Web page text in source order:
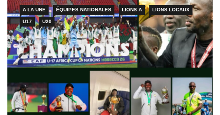
A LA UNE ÉQUIPES NATIONALES LIONS A LIONS LOCAUX
U17 U20